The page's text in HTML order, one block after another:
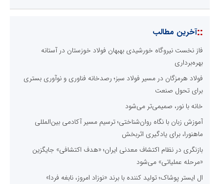
::آخرین مطالب
فاز نخست نیروگاه خورشیدی بهبهان فولاد خوزستان در آستانه
بهره‌برداری
فولاد هرمزگان در مسیر فولاد سبز؛ رصدخانه فناوری و نوآوری بستری
برای تحول صنعت
خانه با نور، صمیمی‌تر می‌شود
آموزش زبان با نگاه روان‌شناختی؛ ترسیم مسیر آکادمی بین‌المللی
ماهنورا، برای یادگیری اثربخش
بازنگری در نظام اکتشاف معدنی ایران؛ «هدف اکتشافی» جایگزین
«مرحله عملیاتی» می‌شود
ال ایستر پوشاک؛ تولید کننده با برند «نوزاد امروز، نابغه فردا»